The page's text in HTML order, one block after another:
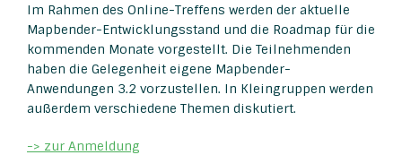
Im Rahmen des Online-Treffens werden der aktuelle
Mapbender-Entwicklungsstand und die Roadmap für die
kommenden Monate vorgestellt. Die Teilnehmenden
haben die Gelegenheit eigene Mapbender-
Anwendungen 3.2 vorzustellen. In Kleingruppen werden
außerdem verschiedene Themen diskutiert.
-> zur Anmeldung